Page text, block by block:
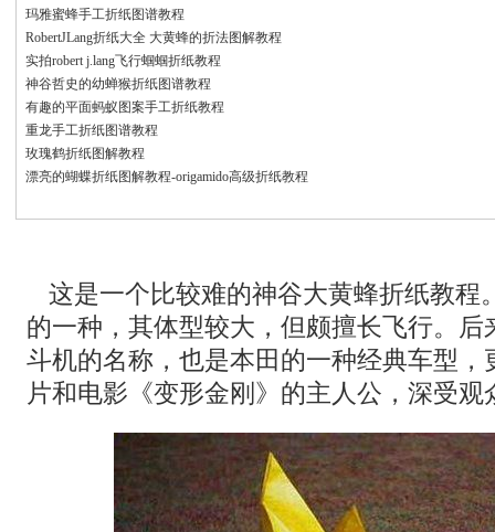
玛雅蜜蜂手工折纸图谱教程
RobertJLang折纸大全 大黄蜂的折法图解教程
实拍robert j.lang飞行蝈蝈折纸教程
神谷哲史的幼蝉猴折纸图谱教程
有趣的平面蚂蚁图案手工折纸教程
重龙手工折纸图谱教程
玫瑰鹤折纸图解教程
漂亮的蝴蝶折纸图解教程-origamido高级折纸教程
这是一个比较难的神谷大黄蜂折纸教程
的一种，其体型较大，但颇擅长飞行。后
斗机的名称，也是本田的一种经典车型，
片和电影《变形金刚》的主人公，深受观